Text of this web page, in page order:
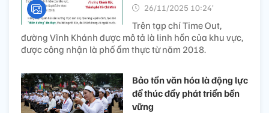
26/11/2025 10:24’
Trên tạp chí Time Out,
đường Vĩnh Khánh được mô tả là linh hồn của khu vực,
được công nhận là phố ẩm thực từ năm 2018.
Bảo tồn văn hóa là động lực
để thúc đẩy phát triển bền
vững